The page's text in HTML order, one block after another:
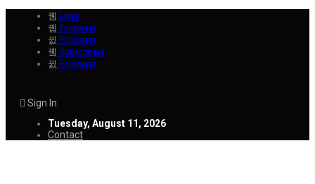
Likes
Followers
Followers
Subscribers
Followers
Sign In
Tuesday, August 11, 2026
Contact